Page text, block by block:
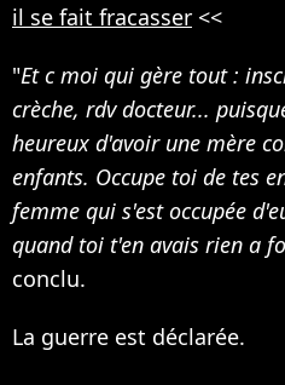
il se fait fracasser <<
"Et c moi qui gère tout :
crèche, rdv docteur...
heureux d'avoir une mère
enfants. Occupe toi de tes
femme qui s'est occupée
quand toi t'en avais rien a
conclu.
La guerre est déclarée.